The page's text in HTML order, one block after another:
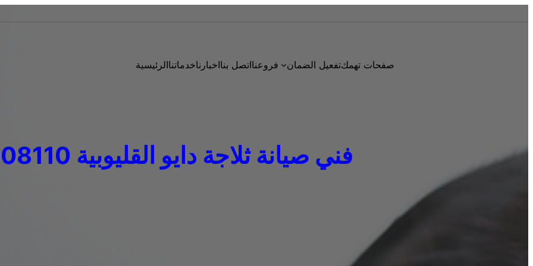
الرئيسيةخدماتنااخبارنااتصل بنافروعنا تفعيل الضمانصفحات تهمك
فني صيانة ثلاجة دايو القليوبية 01154008110